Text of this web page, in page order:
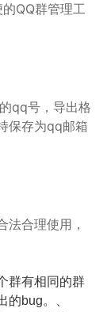
QQ群管理工
qq号，导出格
保存为qq邮箱
法合理使用，
群有相同的群
的bug。、